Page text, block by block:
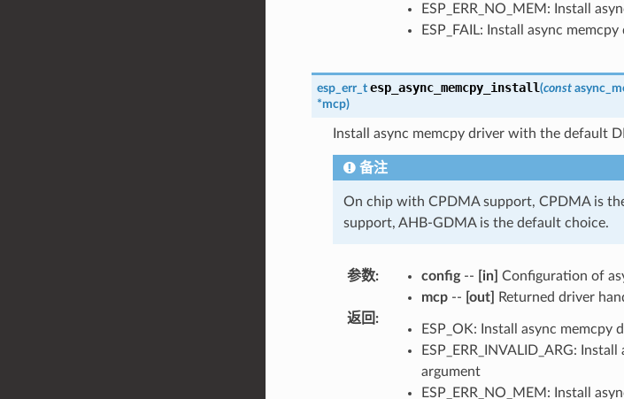
ESP_ERR_NO_MEM: Install
ESP_FAIL: Install async
esp_err_t esp_async_memcpy_install(const
*mcp)
Install async memcpy driver with the default
备注
On chip with CPDMA support, CPDMA is
support, AHB-GDMA is the default choice.
参数: config-- [in] Configuration of
mcp-- [out]
Returned driver
返回 :
ESP_OK: Install async memcpy
ESP_ERR_INVALID_ARG:
argument
ESP_ERR_NO_MEM: Install